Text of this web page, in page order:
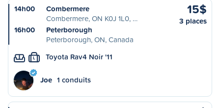
14h00
Combermere
Combermere, ON K0J 1L0, …
16h00
Peterborough
Peterborough, ON, Canada
15$
3 places
L Toyota Rav4 Noir '11
Joe 1 conduits